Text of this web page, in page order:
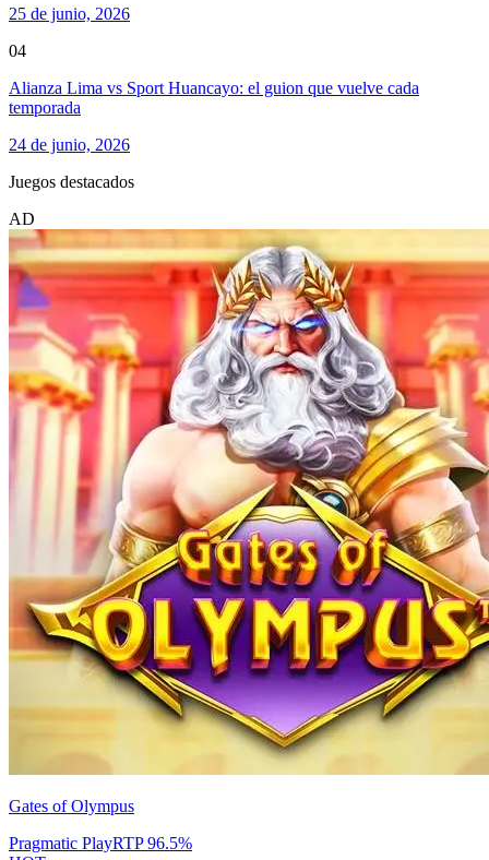
25 de junio, 2026
04
Alianza Lima vs Sport Huancayo: el guion que vuelve cada
temporada
24 de junio, 2026
Juegos destacados
AD
Gates of Olympus
Pragmatic PlayRTP96.5%